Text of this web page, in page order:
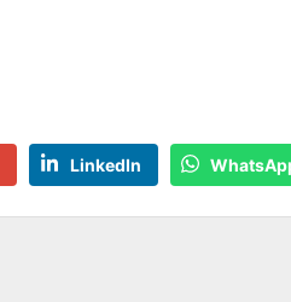
LinkedIn